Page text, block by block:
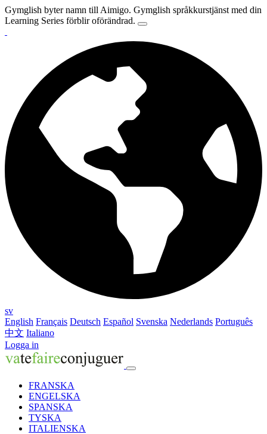
Gymglish byter namn till Aimigo. Gymglish språkkurstjänst med din
Learning Series förblir oförändrad.
sv
English Français Deutsch Español Svenska Nederlands Português
中文 Italiano
Logga in
FRANSKA
ENGELSKA
SPANSKA
TYSKA
ITALIENSKA